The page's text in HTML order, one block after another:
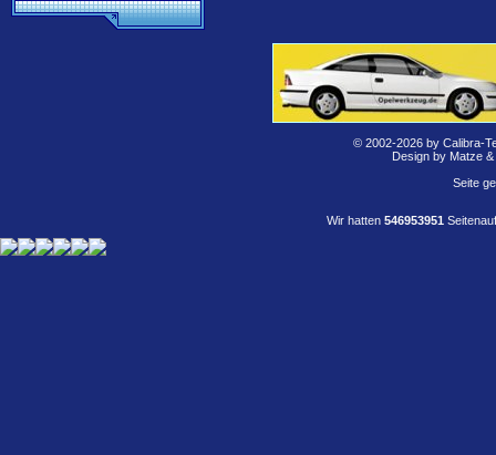
© 2002-2026 by Calibra-
Design by Matze
Seite
Wir hatten 546953951